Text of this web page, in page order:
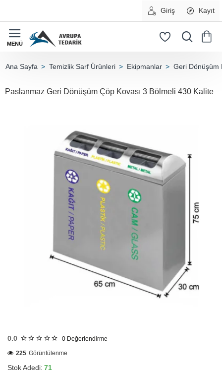
Giriş Kayıt
Temizlik Sarf Ürünleri Ekipmanlar Geri Dönüşüm
Paslanmaz Geri Dönüşüm Çöp Kovası 3 Bölmeli 430 Kalite
0.0 0 Değerlendirme
Stok Adedi: 71
225 Görüntülenme